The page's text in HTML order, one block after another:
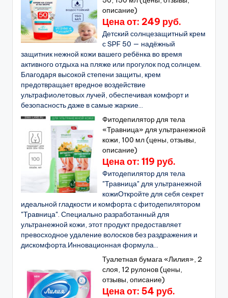
описание)
Цена от: 249 руб.
Детский солнцезащитный крем
с SPF 50 — надёжный
защитник нежной кожи вашего ребёнка во время
активного отдыха на пляже или прогулок под солнцем.
Благодаря высокой степени защиты, крем
предотвращает вредное воздействие
ультрафиолетовых лучей, обеспечивая комфорт и
безопасность даже в самые жаркие...
Фитодепилятор для тела
«Травница» для ультранежной
кожи, 100 мл (цены, отзывы,
описание)
Цена от: 119 руб.
Фитодепилятор для тела
"Травница" для ультранежной
кожиОткройте для себя секрет
идеальной гладкости и комфорта с фитодепилятором
"Травница". Специально разработанный для
ультранежной кожи, этот продукт предоставляет
превосходное удаление волосков без раздражения и
дискомфорта.Инновационная формула...
Туалетная бумага «Лилия», 2
слоя, 12 рулонов (цены,
отзывы, описание)
Цена от: 54 руб.